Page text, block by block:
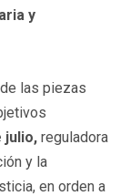
y
las piezas
julio, reguladora
y la
en orden a